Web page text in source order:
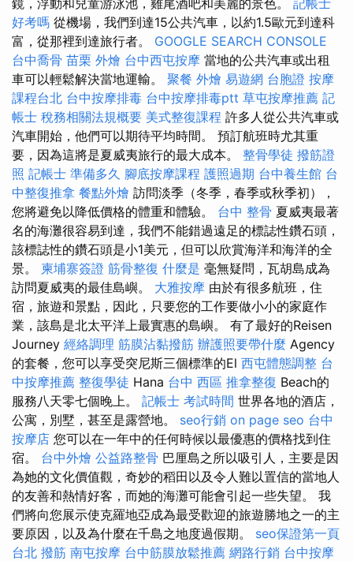
鏡，浮動和兒童游泳池，雞尾酒吧和美麗的景色。 記帳士
好考嗎 從機場，我們到達15公共汽車，以約1.5歐元到達科
富，從那裡到達旅行者。 GOOGLE SEARCH CONSOLE
台中喬骨 苗栗 外燴 台中西屯按摩 當地的公共汽車或出租
車可以輕鬆解決當地運輸。 聚餐 外燴 易遊網 台胞證 按摩
課程台北 台中按摩排毒 台中按摩排毒ptt 草屯按摩推薦 記
帳士 稅務相關法規概要 美式整復課程 許多人從公共汽車或
汽車開始，他們可以期待平均時間。 預訂航班時尤其重
要，因為這將是夏威夷旅行的最大成本。 整骨學徒 撥筋證
照 記帳士 準備多久 腳底按摩課程 護照過期 台中養生館 台
中整復推拿 餐點外燴 訪問淡季（冬季，春季或秋季初），
您將避免以降低價格的體重和體驗。 台中 整骨 夏威夷最著
名的海灘很容易到達，我們不能錯過遠足的標誌性鑽石頭，
該標誌性的鑽石頭是小1美元，但可以欣賞海洋和海洋的全
景。 柬埔寨簽證 筋骨整復 什麼是 毫無疑問，瓦胡島成為
訪問夏威夷的最佳島嶼。 大雅按摩 由於有很多航班，住
宿，旅遊和景點，因此，只要您的工作要做小小的家庭作
業，該島是北太平洋上最實惠的島嶼。 有了最好的Reisen
Journey 經絡調理 筋膜沾黏撥筋 辦護照要帶什麼 Agency
的套餐，您可以享受突尼斯三個標準的El 西屯體態調整 台
中按摩推薦 整復學徒 Hana 台中 西區 推拿整復 Beach的
服務八天零七個晚上。 記帳士 考試時間 世界各地的酒店，
公寓，別墅，甚至是露營地。 seo行銷 on page seo 台中
按摩店 您可以在一年中的任何時候以最優惠的價格找到住
宿。 台中外燴 公益路整骨 巴厘島之所以吸引人，主要是因
為她的文化價值觀，奇妙的稻田以及令人難以置信的當地人
的友善和熱情好客，而她的海灘可能會引起一些失望。 我
們將向您展示使克羅地亞成為最受歡迎的旅遊勝地之一的主
要原因，以及為什麼在千島之地度過假期。 seo保證第一頁
台北 撥筋 南屯按摩 台中筋膜放鬆推薦 網路行銷 台中按摩